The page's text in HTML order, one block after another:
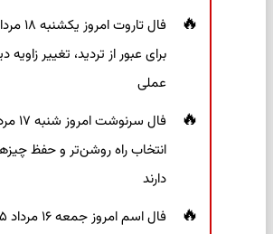
برای عبور از تردید، تغییر
عملی
انتخاب راه روشن‌تر و حفظ
دارند